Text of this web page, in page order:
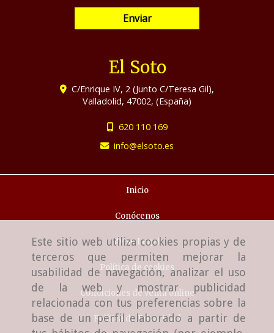
Este sitio web utiliza cookies propias y de
terceros que permiten mejorar la
usabilidad de navegación, analizar el uso
de la web y mostrar publicidad
relacionada con tus preferencias sobre la
base de un perfil elaborado a partir de
Enviar
El Soto
C/Enrique IV, 2 (Junto C/Teresa Gil),
Valladolid, 47002, (España)
620 110 169
info
elsoto.es
Inicio
Conócenos
Aviso Legal
Política de cookies
Condiciones de venta online
Política de Privacidad